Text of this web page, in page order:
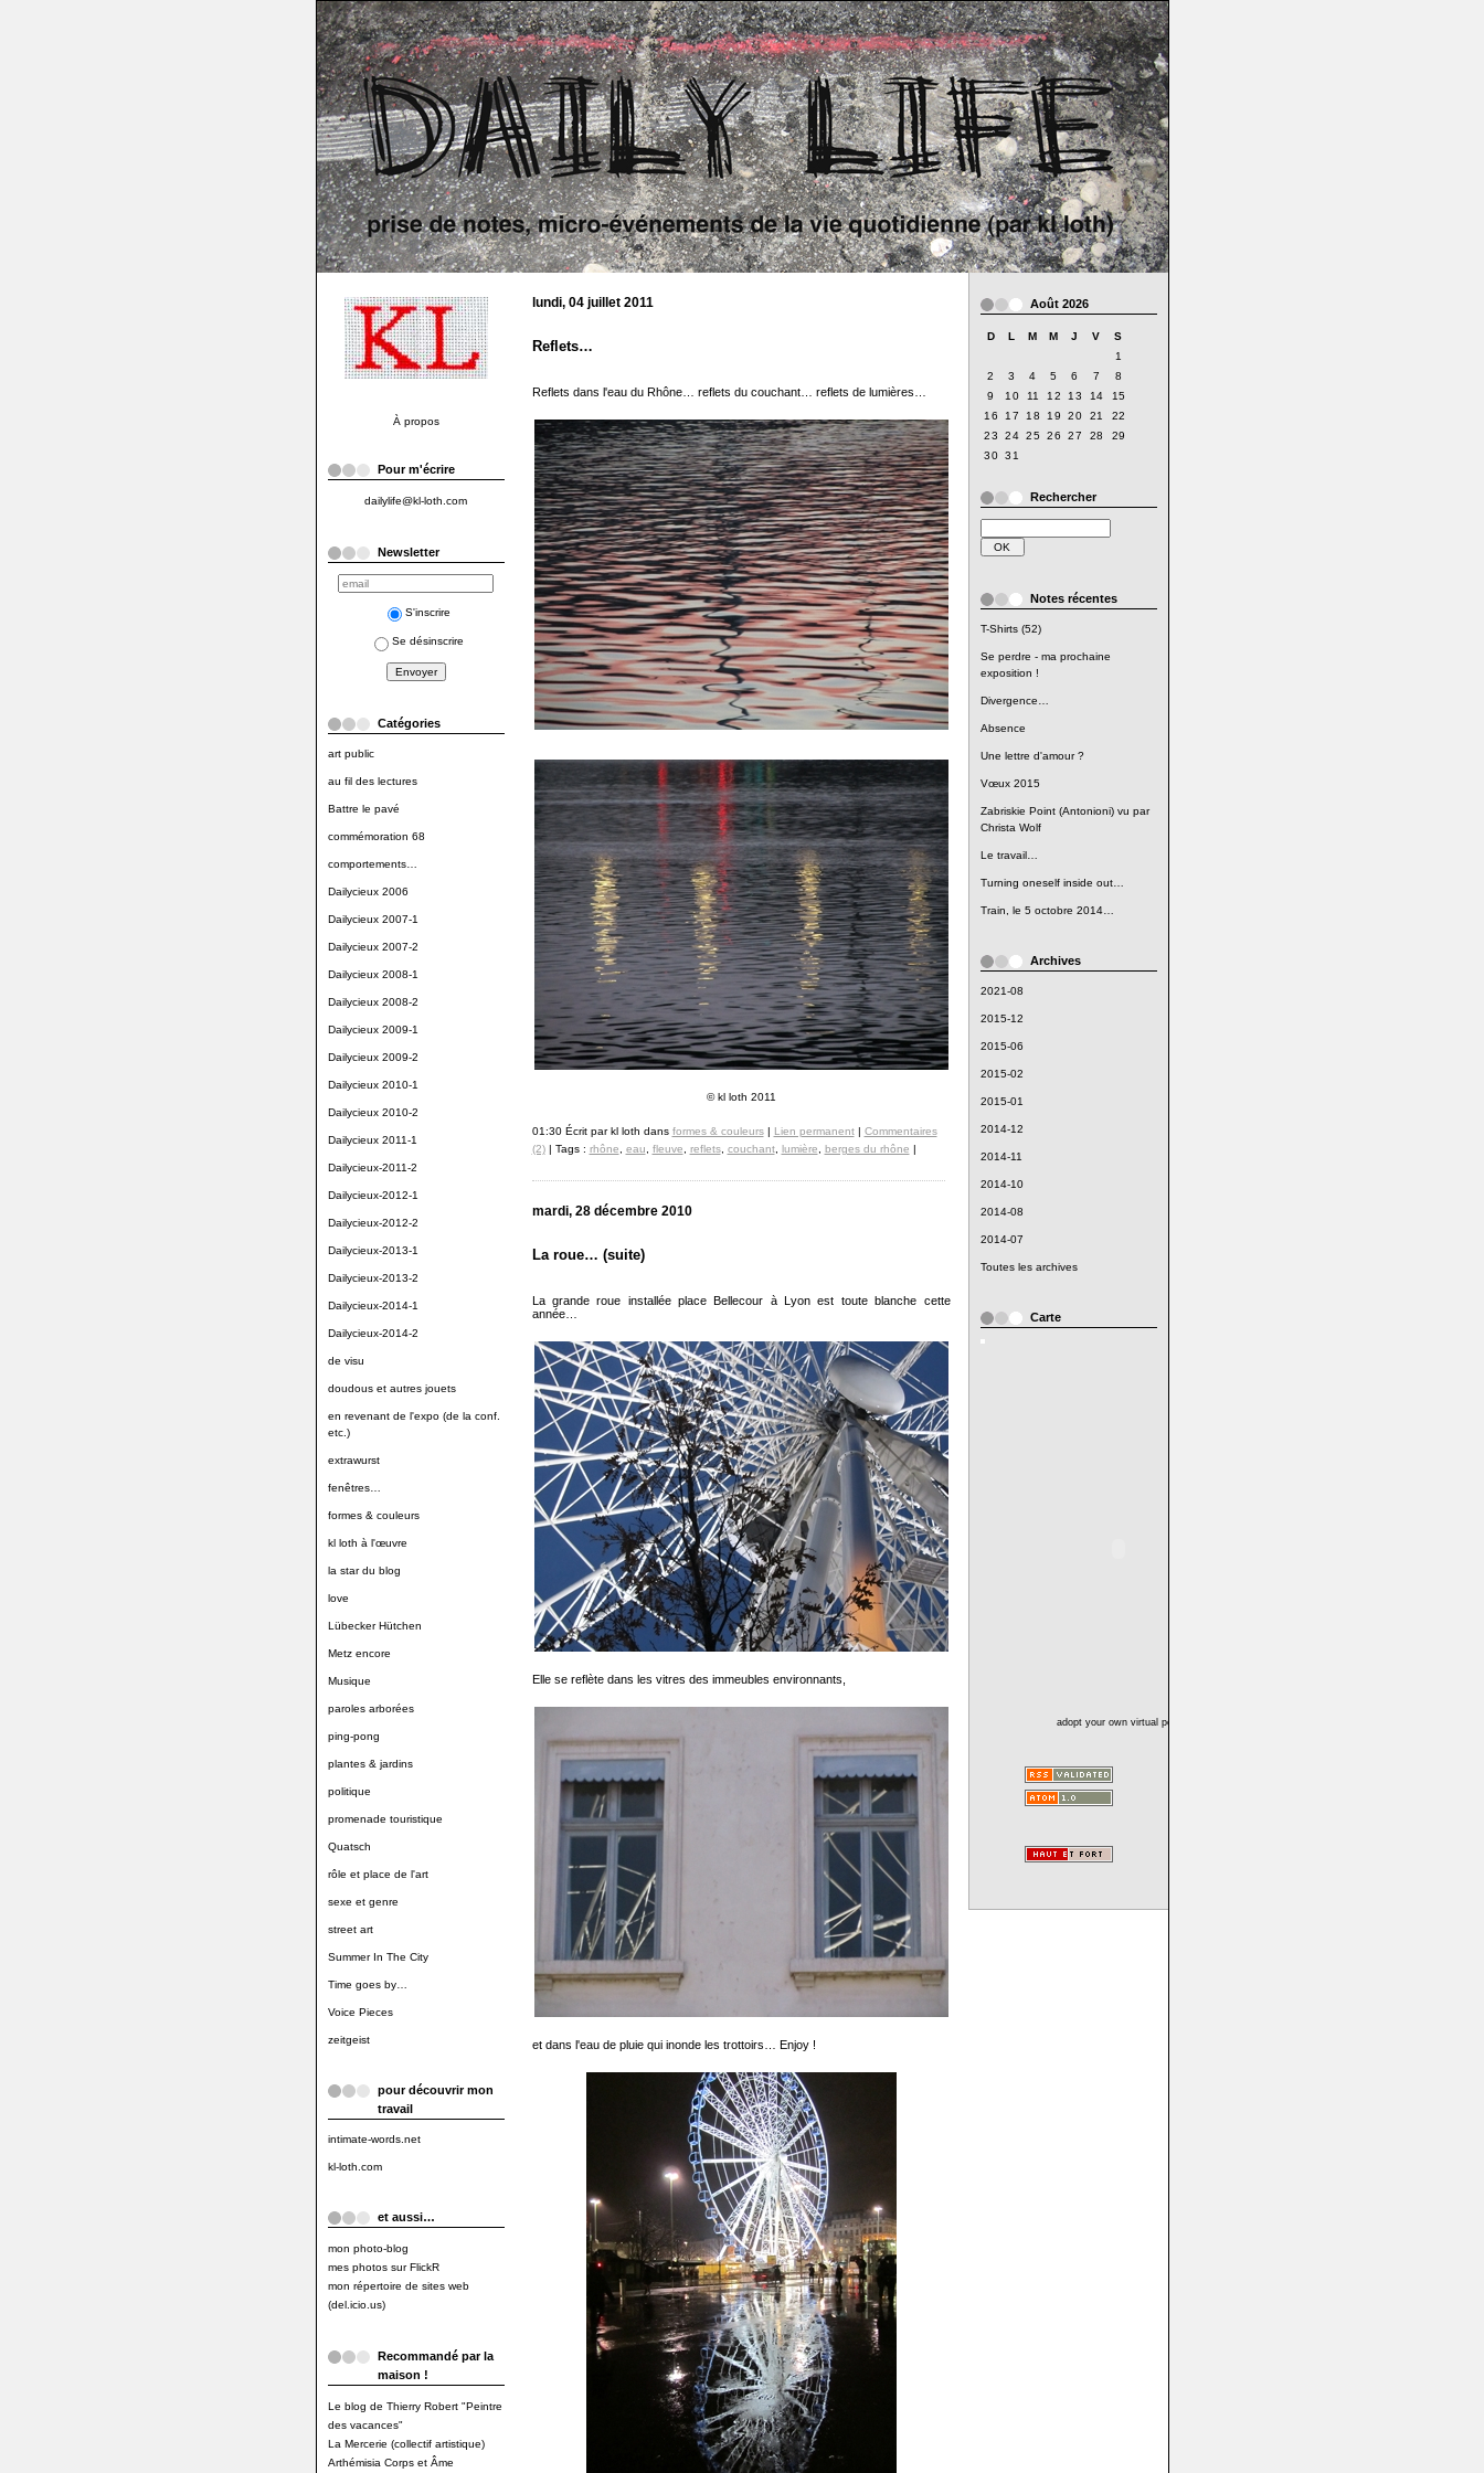
À propos
Pour m'écrire
dailylife@kl-loth.com
Newsletter
S'inscrire
Se désinscrire
Catégories
art public
au fil des lectures
Battre le pavé
commémoration 68
comportements…
Dailycieux 2006
Dailycieux 2007-1
Dailycieux 2007-2
Dailycieux 2008-1
Dailycieux 2008-2
Dailycieux 2009-1
Dailycieux 2009-2
Dailycieux 2010-1
Dailycieux 2010-2
Dailycieux 2011-1
Dailycieux-2011-2
Dailycieux-2012-1
Dailycieux-2012-2
Dailycieux-2013-1
Dailycieux-2013-2
Dailycieux-2014-1
Dailycieux-2014-2
de visu
doudous et autres jouets
en revenant de l'expo (de la conf.
etc.)
extrawurst
fenêtres…
formes & couleurs
kl loth à l'œuvre
la star du blog
love
Lübecker Hütchen
Metz encore
Musique
paroles arborées
ping-pong
plantes & jardins
politique
promenade touristique
Quatsch
rôle et place de l'art
sexe et genre
street art
Summer In The City
Time goes by…
Voice Pieces
zeitgeist
pour découvrir mon
travail
intimate-words.net
kl-loth.com
et aussi…
mon photo-blog
mes photos sur FlickR
mon répertoire de sites web
(del.icio.us)
Recommandé par la
maison !
Le blog de Thierry Robert "Peintre
des vacances"
La Mercerie (collectif artistique)
Arthémisia Corps et Âme
Août 2026
D L M M J V
S
1
2
3 4 5 6 7
8
9
10 11 12 13 14
15
16
17 18 19 20 21
22
23
24 25 26 27 28
29
30 31
Rechercher
Notes récentes
T-Shirts (52)
Se perdre - ma prochaine
exposition !
Divergence…
Absence
Une lettre d'amour ?
Vœux 2015
Zabriskie Point (Antonioni) vu par
Christa Wolf
Le travail…
Turning oneself inside out…
Train, le 5 octobre 2014…
Archives
2021-08
2015-12
2015-06
2015-02
2015-01
2014-12
2014-11
2014-10
2014-08
2014-07
Toutes les archives
Carte
adopt your own virtual pet!
lundi, 04 juillet 2011
Reflets…
Reflets dans l'eau du Rhône… reflets du couchant… reflets de lumières…
© kl loth 2011
01:30 Écrit par kl loth dans formes & couleurs| Lien permanent| Commentaires
(2)| Tags : rhône eau fleuve reflets, couchant, lumière berges du rhône |
mardi, 28 décembre 2010
La roue… (suite)
La grande roue installée place Bellecour à Lyon est toute blanche cette
année…
Elle se reflète dans les vitres des immeubles environnants,
et dans l'eau de pluie qui inonde les trottoirs… Enjoy !